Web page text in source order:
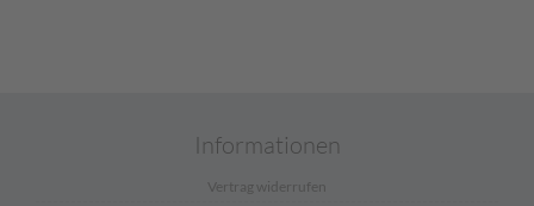
Informationen
Vertrag widerrufen